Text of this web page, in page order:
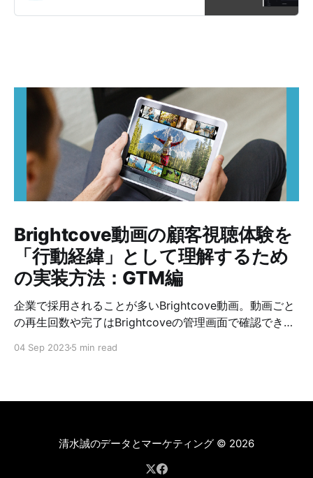
グ）に最適でした。 人気上昇中のヘ
サイトをサクッと作れます。その登
録方法を紹介。カスタマーアナリテ
ィクス研究所Makoto Shimizu プレ
ビューしながら書ける 味気ない入力
画面とプレビューを行ったり来たり
は不要、最終的な見え方に近いプレ
ビュー画面の上で直接編集できる
の…
Brightcove動画の顧客視聴体験を
「行動経緯」として理解するため
の実装方法：GTM編
企業で採用されることが多いBrightcove動画。動画ごと
の再生回数や完了はBrightcoveの管理画面で確認できま
客体験をもっと線で理解できるようになります。 * どの
YouTubeと違って、Brightcoveの動画をAnalyticsで計測
のドキュメントも自動翻訳のようで、わかりにくいとい
04 Sep 20235 min read
清水誠のデータとマーケティング© 2026